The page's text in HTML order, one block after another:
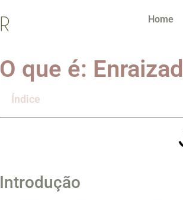
Home
O que é:
Índice
Introdução